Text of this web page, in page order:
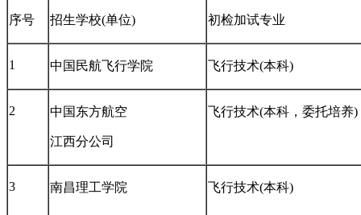
序号 招生学校(单位) 初检加试专业
1 中国民航飞行学院 飞行技术(本科)
2 中国东方航空
江西分公司
飞行技术(本科，委托培养)
3 南昌理工学院 飞行技术(本科)